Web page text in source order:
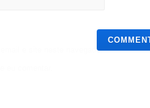
email e site neste navegador